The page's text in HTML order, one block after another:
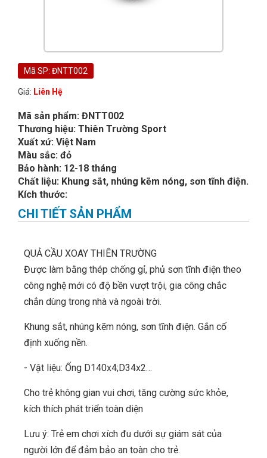
Mã SP: ĐNTT002
Giá: Liên Hệ
Mã sản phẩm: ĐNTT002
Thương hiệu: Thiên Trường Sport
Xuất xứ: Việt Nam
Màu sắc: đỏ
Bảo hành: 12-18 tháng
Chất liệu: Khung sắt, nhúng kẽm nóng, sơn tĩnh điện.
Kích thước:
CHI TIẾT SẢN PHẨM
QUẢ CẦU XOAY THIÊN TRƯỜNG
Được làm bằng thép chống gỉ, phủ sơn tĩnh điện theo
công nghệ mới có độ bền vượt trội, gia công chắc
chắn dùng trong nhà và ngoài trời.
Khung sắt, nhúng kẽm nóng, sơn tĩnh điện. Gắn cố
định xuống nền.
- Vật liệu: Ống D140x4;D34x2…
Cho trẻ không gian vui chơi, tăng cường sức khỏe,
kích thích phát triển toàn diện
Lưu ý: Trẻ em chơi xích đu dưới sự giám sát của
người lớn để đảm bảo an toàn cho trẻ.